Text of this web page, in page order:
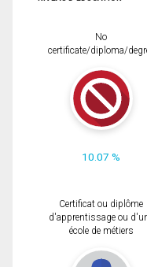
No
certificate/diploma/
10.07 %
Certificat ou diplôme
d'apprentissage ou
école de métiers